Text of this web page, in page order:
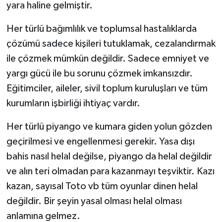
yara haline gelmiştir.
Her türlü bağımlılık ve toplumsal hastalıklarda
çözümü sadece kişileri tutuklamak, cezalandırmak
ile çözmek mümkün değildir. Sadece emniyet ve
yargı gücü ile bu sorunu çözmek imkansızdır.
Eğitimciler, aileler, sivil toplum kuruluşları ve tüm
kurumların işbirliği ihtiyaç vardır.
Her türlü piyango ve kumara giden yolun gözden
geçirilmesi ve engellenmesi gerekir. Yasa dışı
bahis nasıl helal değilse, piyango da helal değildir
ve alın teri olmadan para kazanmayı teşviktir. Kazı
kazan, sayısal Toto vb tüm oyunlar dinen helal
değildir. Bir şeyin yasal olması helal olması
anlamına gelmez.